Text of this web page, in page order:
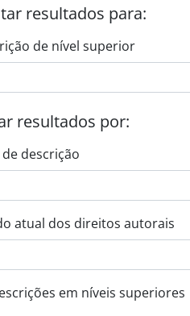
resultados para:
de nível superior
resultados por:
descrição
atual dos direitos autorais
de descrição de
em níveis superiores